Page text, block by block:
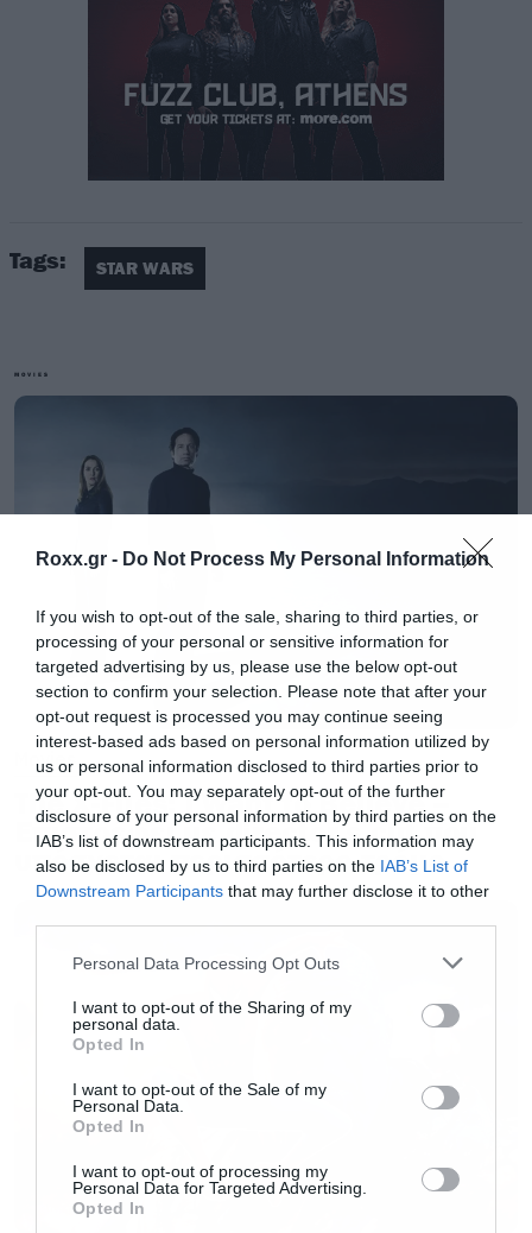
Roxx.gr - Do Not Process My Personal Information
If you wish to opt-out of the sale, sharing to third parties, or
processing of your personal or sensitive information for
targeted advertising by us, please use the below opt-out
section to confirm your selection. Please note that after your
opt-out request is processed you may continue seeing
interest-based ads based on personal information utilized by
us or personal information disclosed to third parties prior to
your opt-out. You may separately opt-out of the further
disclosure of your personal information by third parties on the
IAB’s list of downstream participants. This information may
also be disclosed by us to third parties on the IAB’s List of
Downstream Participants that may further disclose it to other
Please note that this website/app uses one or more Google
not limited to your visit or usage behaviour. You may click to
grant or deny consent to Google and its third-party tags to
use your data for below specified purposes in below Google
consent section.
Personal Data Processing Opt Outs
I want to opt-out of the Sharing of my
personal data.
Opted In
I want to opt-out of the Sale of my
Personal Data.
Opted In
I want to opt-out of processing my
Personal Data for Targeted Advertising.
Opted In
Μπορείτε νακάνετε κλικ εδώ
πρεμιέρα θα γίνει στις 18 Δεκεμβρίου.
https://www.facebook.com/Village.gr/videos/
Tags: STAR WARS
MOVIES
Movies
The X-Files: I Want to Believe –
Επιστρέφει με director’s cut που
υπόσχεται περισσότερο τρόμο